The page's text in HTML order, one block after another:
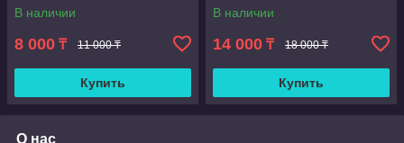
В наличии
8 000 ₸ 11 000 ₸
Купить
В наличии
14 000 ₸ 18 000 ₸
Купить
О нас